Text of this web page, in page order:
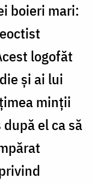
boieri mari:
logofăt
și ai lui
minții
el ca să